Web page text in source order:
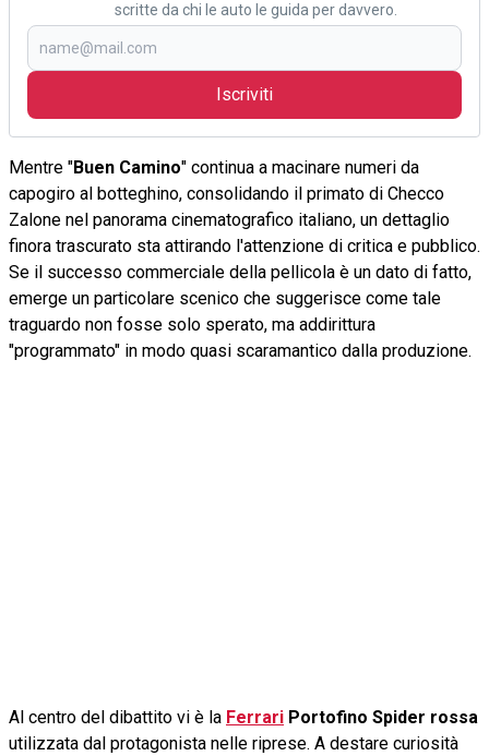
scritte da chi le auto le guida per davvero.
Iscriviti
Mentre "Buen Camino" continua a macinare numeri da
capogiro al botteghino, consolidando il primato di Checco
Zalone nel panorama cinematografico italiano, un dettaglio
finora trascurato sta attirando l'attenzione di critica e pubblico.
Se il successo commerciale della pellicola è un dato di fatto,
emerge un particolare scenico che suggerisce come tale
traguardo non fosse solo sperato, ma addirittura
"programmato" in modo quasi scaramantico dalla produzione.
Al centro del dibattito vi è la Ferrari Portofino Spider rossa
utilizzata dal protagonista nelle riprese. A destare curiosità